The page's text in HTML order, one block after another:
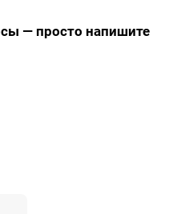
— просто напишите